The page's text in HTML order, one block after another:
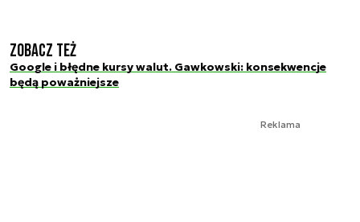
Zobacz też
Google i błędne kursy walut. Gawkowski: konsekwencje
będą poważniejsze
Reklama